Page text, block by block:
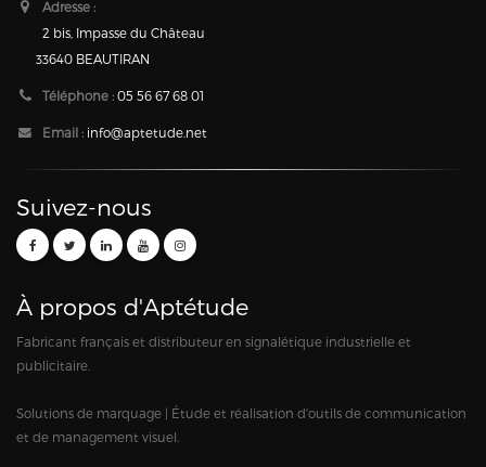
Adresse :
2 bis, Impasse du Château
33640 BEAUTIRAN
Téléphone : 05 56 67 68 01
Email : info@aptetude.net
Suivez-nous
À propos d'Aptétude
Fabricant français et distributeur en signalétique industrielle et
publicitaire.
Solutions de marquage | Étude et réalisation d'outils de communication
et de management visuel.